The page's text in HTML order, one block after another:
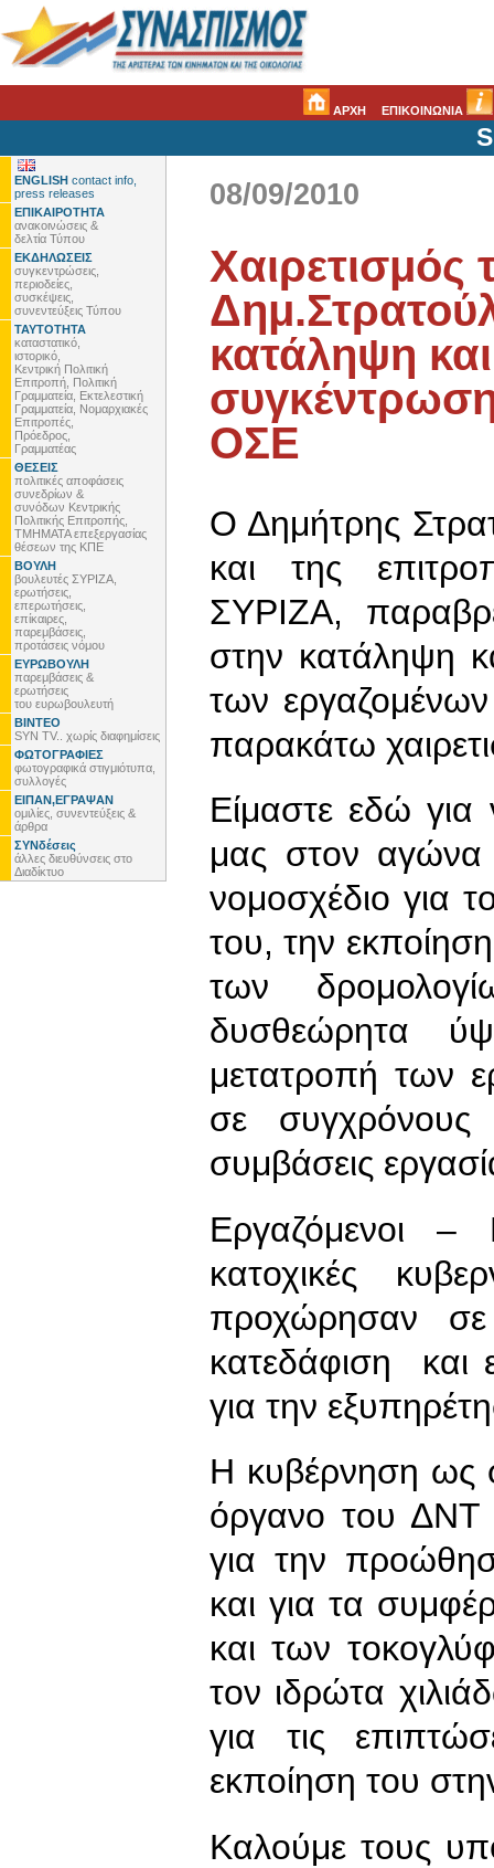
ΑΡΧΗ ΕΠΙΚΟΙΝΩΝΙΑ
ENGLISH contact info,
press releases
ΕΠΙΚΑΙΡΟΤΗΤΑ
ανακοινώσεις &
δελτία Τύπου
ΕΚΔΗΛΩΣΕΙΣ
συγκεντρώσεις,
περιοδείες,
συσκέψεις,
συνεντεύξεις Τύπου
ΤΑΥΤΟΤΗΤΑ
καταστατικό,
ιστορικό,
Κεντρική Πολιτική
Επιτροπή, Πολιτική
Γραμματεία, Εκτελεστική
Γραμματεία, Νομαρχιακές
Επιτροπές,
Πρόεδρος,
Γραμματέας
ΘΕΣΕΙΣ
πολιτικές αποφάσεις
συνεδρίων &
συνόδων Κεντρικής
Πολιτικής Επιτροπής,
ΤΜΗΜΑΤΑ επεξεργασίας
θέσεων της ΚΠΕ
ΒΟΥΛΗ
βουλευτές ΣΥΡΙΖΑ,
ερωτήσεις,
επερωτήσεις,
επίκαιρες,
παρεμβάσεις,
προτάσεις νόμου
ΕΥΡΩΒΟΥΛΗ
παρεμβάσεις &
ερωτήσεις
του ευρωβουλευτή
ΒΙΝΤΕΟ
SYN TV.. χωρίς διαφημίσεις
ΦΩΤΟΓΡΑΦΙΕΣ
φωτογραφικά στιγμιότυπα,
συλλογές
ΕΙΠΑΝ,ΕΓΡΑΨΑΝ
ομιλίες, συνεντεύξεις &
άρθρα
ΣΥΝδέσεις
άλλες διευθύνσεις στο
Διαδίκτυο
08/09/2010
Χαιρετισμός
κατάληψη
ΟΣΕ
Ο Δημήτρης
και της
ΣΥΡΙΖΑ,
στην κατάληψη
των
παρακάτω
Είμαστε εδώ
μας στον αγώνα
νομοσχέδιο για
του, την
των
δυσθεώρητα
μετατροπή των
σε συγχρόνους
συμβάσεις
Εργαζόμενοι
κατοχικές
προχώρησαν σε
κατεδάφιση και
για την
Η κυβέρνηση ως
όργανο του ΔΝΤ
για την
και για τα
και των
τον ιδρώτα
για τις
εκποίηση του
Καλούμε τους